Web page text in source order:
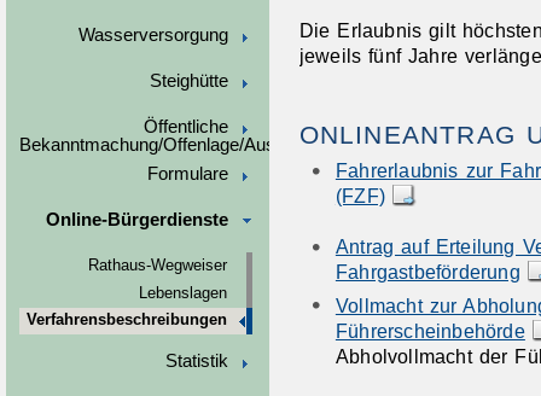
Wasserversorgung
Steighütte
Öffentliche
Bekanntmachung/Offenlage/Ausschreibungen
Formulare
Online-Bürgerdienste
Rathaus-Wegweiser
Lebenslagen
Verfahrensbeschreibungen
Statistik
Die Erlaubnis gilt
jeweils fünf Jahre
ONLINEANTRAG
Fahrerlaubnis zur
(FZF)
Antrag auf Erteilung
Fahrgastbeförderung
Vollmacht zur
Führerscheinbehörde
Abholvollmacht der